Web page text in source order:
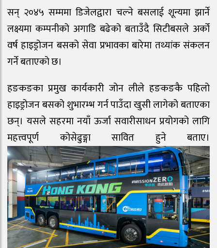
सन् २०४५ सम्ममा डिजेलद्वारा चल्ने बसलाई शून्यमा झार्ने
लक्ष्यमा कम्पनीको अगाडि बढेको बताउँदै सिटीबसले अर्को
वर्ष हाइड्रोजन बसको सेवा प्रभावका बारेमा तथ्यांक संकलन
गर्ने बताएको छ।
हङकङका प्रमुख कार्यकारी जोन लीले हङकङकै पहिलो
हाइड्रोजन बसको शुभारम्भ गर्न पाउँदा खुसी लागेको बताएका
छन्। यसले सहरमा नयाँ ऊर्जा सवारीसाधन प्रयोगको लागि
महत्त्वपूर्ण कोसेढुङ्गा सावित हुने बताए।